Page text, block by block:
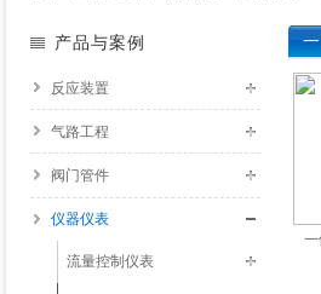
产品与案例
反应装置
气路工程
阀门管件
仪器仪表
流量控制仪表
一